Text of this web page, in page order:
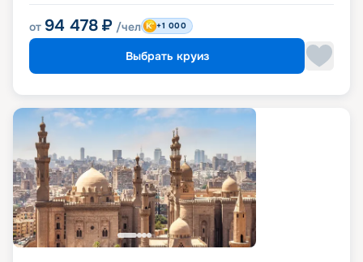
от 94 478 ₽ /чел +1 000
Выбрать круиз